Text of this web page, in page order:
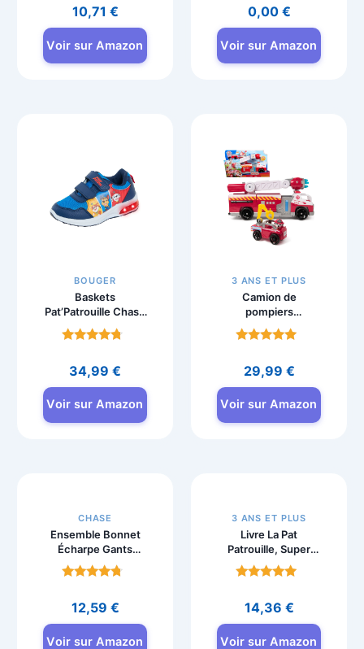
4.8
sur 5
10,71 €
Voir sur Amazon
4.7
sur 5
0,00 €
Voir sur Amazon
BOUGER
Baskets
Pat’Patrouille Chase
et Marshall
lumineuses garçon
4.4
sur 5
34,99 €
Voir sur Amazon
3 ANS ET PLUS
Camion de
pompiers
Pat’Patrouille Fire
Rescue avec
effets sonores et
lumineux
4.8
sur 5
29,99 €
Voir sur Amazon
CHASE 3 ANS ET PLUS